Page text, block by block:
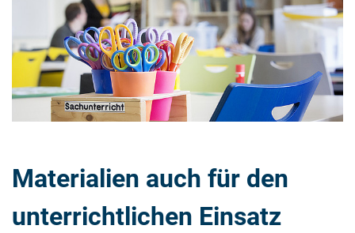
Materialien auch für den
unterrichtlichen Einsatz